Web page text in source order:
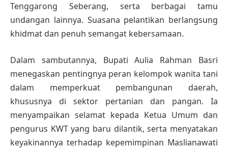
Tenggarong Seberang, serta berbagai tamu
undangan lainnya. Suasana pelantikan berlangsung
khidmat dan penuh semangat kebersamaan.
Dalam sambutannya, Bupati Aulia Rahman Basri
menegaskan pentingnya peran kelompok wanita tani
dalam memperkuat pembangunan daerah,
khususnya di sektor pertanian dan pangan. Ia
menyampaikan selamat kepada Ketua Umum dan
pengurus KWT yang baru dilantik, serta menyatakan
keyakinannya terhadap kepemimpinan Maslianawati